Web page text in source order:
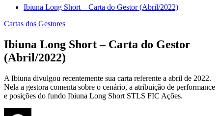
Ibiuna Long Short – Carta do Gestor (Abril/2022)
Cartas dos Gestores
Ibiuna Long Short – Carta do Gestor
(Abril/2022)
A Ibiuna divulgou recentemente sua carta referente a abril de 2022.
Nela a gestora comenta sobre o cenário, a atribuição de performance
e posições do fundo Ibiuna Long Short STLS FIC Ações.